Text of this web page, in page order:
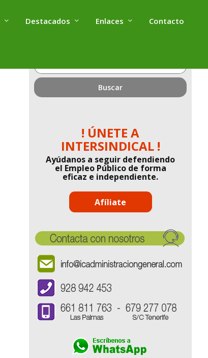
Destacados Enlaces Contacto
estás
buscando?
! ÚNETE A
INTERSINDICAL !
Ayúdanos a seguir defendiendo
el Empleo Público de forma
eficaz e independiente.
Afíliate